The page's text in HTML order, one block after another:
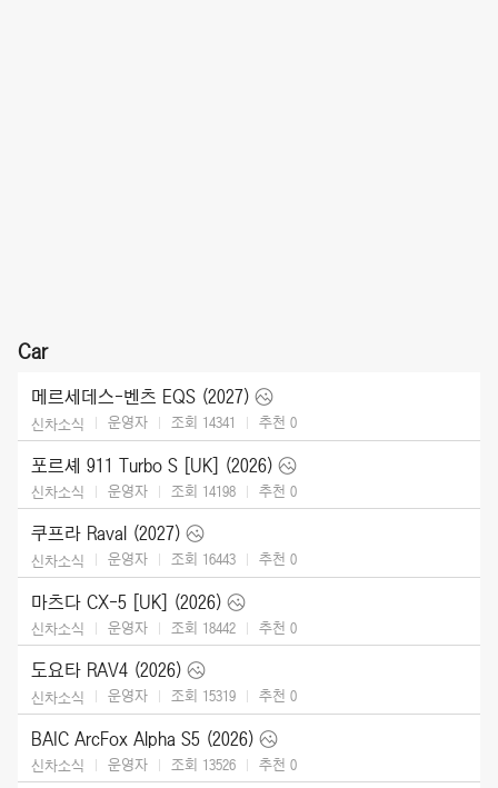
Car
메르세데스-벤츠 EQS (2027)
신차소식 운영자 조회 14341 추천 0
포르셰 911 Turbo S [UK] (2026)
신차소식 운영자 조회 14198 추천 0
쿠프라 Raval (2027)
신차소식 운영자 조회 16443 추천 0
마츠다 CX-5 [UK] (2026)
신차소식 운영자 조회 18442 추천 0
도요타 RAV4 (2026)
신차소식 운영자 조회 15319 추천 0
BAIC ArcFox Alpha S5 (2026)
신차소식 운영자 조회 13526 추천 0